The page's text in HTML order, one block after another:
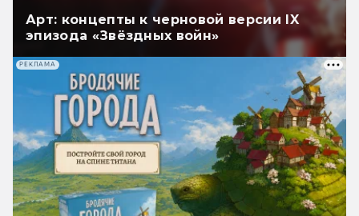
Арт: концепты к черновой версии IX
эпизода «Звёздных войн»
РЕКЛАМА